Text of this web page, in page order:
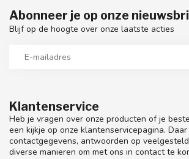
Klantenservice
Heb je vragen over onze producten of je
een kijkje op onze klantenservicepagina.
contactgegevens, antwoorden op
diverse manieren om met ons in contact te
Abonneer je op onze
Blijf op de hoogte over onze laatste acties